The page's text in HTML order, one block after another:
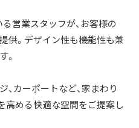
営業スタッフが、お客様の
供。デザイン性も機能性も兼
。
、カーポートなど、家まわり
高める快適な空間をご提案し